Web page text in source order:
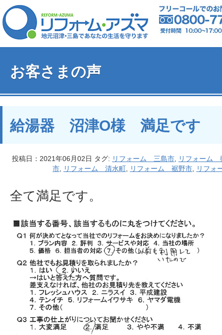
お客さまの声
給湯器 沼津O様 満足です
投稿日：2021年06月02日 タグ: リフォーム 三島市
リフォーム
市
リフォーム 清水町 リフォーム 裾野市 リフォ
全て満足です。